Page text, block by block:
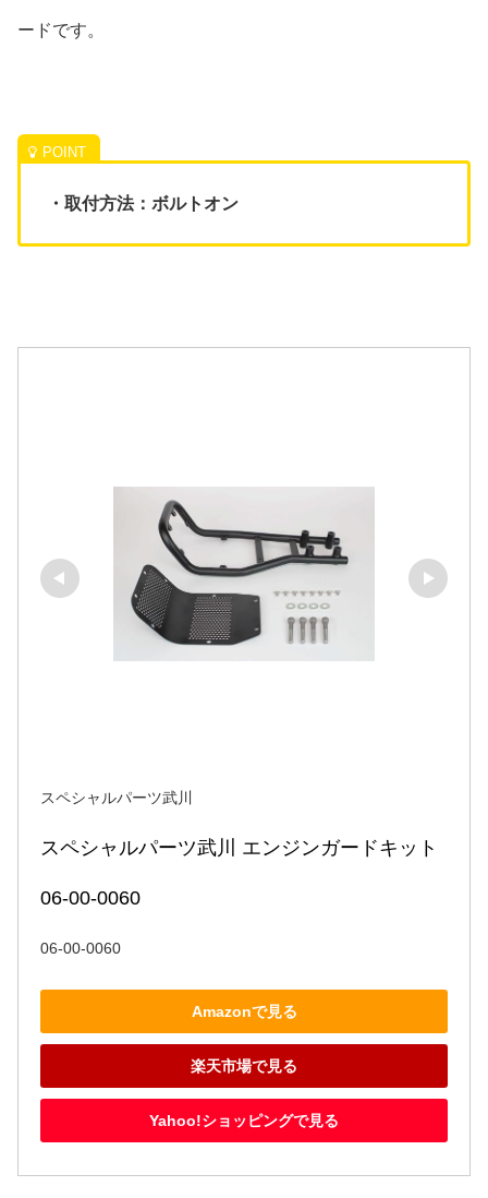
ードです。
・取付方法：ボルトオン
スペシャルパーツ武川
スペシャルパーツ武川 エンジンガードキット
06-00-0060
06-00-0060
Amazonで見る
楽天市場で見る
Yahoo!ショッピングで見る